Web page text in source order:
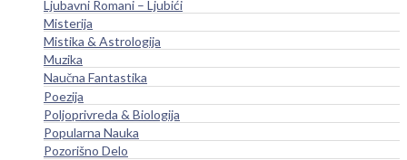
Ljubavni Romani – Ljubići
Misterija
Mistika & Astrologija
Muzika
Naučna Fantastika
Poezija
Poljoprivreda & Biologija
Popularna Nauka
Pozorišno Delo